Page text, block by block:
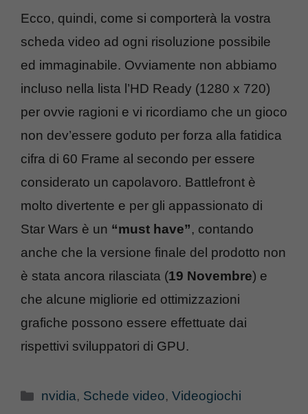
Ecco, quindi, come si comporterà la vostra
scheda video ad ogni risoluzione possibile
ed immaginabile. Ovviamente non abbiamo
incluso nella lista l’HD Ready (1280 x 720)
per ovvie ragioni e vi ricordiamo che un gioco
non dev’essere goduto per forza alla fatidica
cifra di 60 Frame al secondo per essere
considerato un capolavoro. Battlefront è
molto divertente e per gli appassionato di
Star Wars è un “must have”, contando
anche che la versione finale del prodotto non
è stata ancora rilasciata (19 Novembre) e
che alcune migliorie ed ottimizzazioni
grafiche possono essere effettuate dai
rispettivi sviluppatori di GPU.
Categorie
nvidia, Schede video,Videogiochi